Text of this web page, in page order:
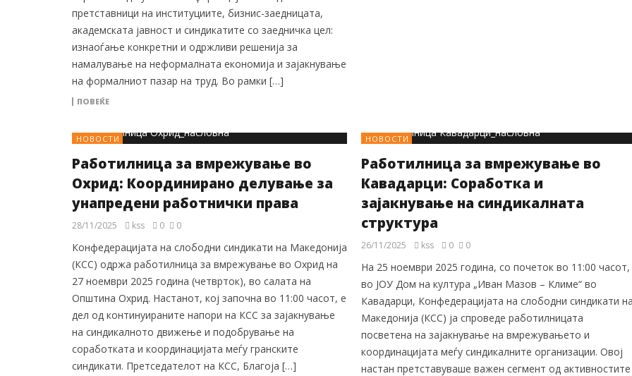
претставници на институциите, бизнис-заедницата,
академската јавност и синдикатите со заедничка цел:
изнаоѓање конкретни и одржливи решенија за
намалување на неформалната економија и зајакнување
на формалниот пазар на труд. Во рамки […]
ПОВЕЌЕ
НОВОСТИ
Работилница за вмрежување во
Охрид: Координирано делување за
унапредени работнички права
28/11/2025 kss 0 0
Конфедерацијата на слободни синдикати на Македонија
(КСС) одржа работилница за вмрежување во Охрид на
27 ноември 2025 година (четврток), во салата на
Општина Охрид. Настанот, кој започна во 11:00 часот, е
дел од континуираните напори на КСС за зајакнување
на синдикалното движење и подобрување на
соработката и координацијата меѓу гранските
синдикати. Претседателот на КСС, Благоја […]
НОВОСТИ
Работилница за вмрежување во
Кавадарци: Соработка и
зајакнување на синдикалната
структура
26/11/2025 kss 0 0
На 25 ноември 2025 година, со почеток во 11:00 часот,
во ЈОУ Дом на култура „Иван Мазов – Климе“ во
Кавадарци, Конфедерацијата на слободни синдикати
Македонија (КСС) ја спроведе работилницата
посветена на зајакнување на вмрежувањето и
координацијата меѓу синдикалните организации. Овој
настан претставуваше важен сегмент од активностите